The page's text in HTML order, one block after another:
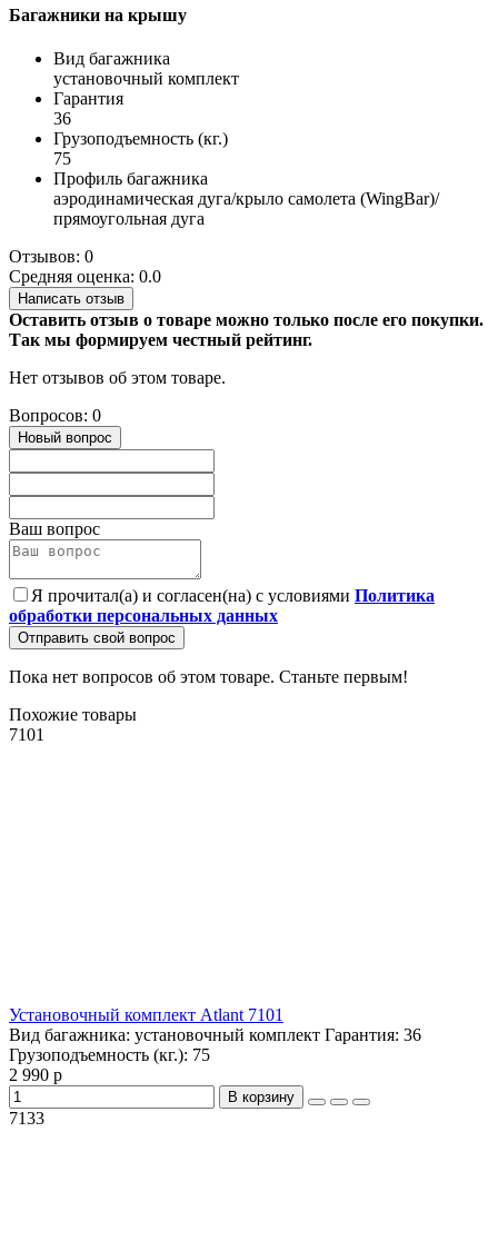
Багажники на крышу
Вид багажника
установочный комплект
Гарантия
36
Грузоподъемность (кг.)
75
Профиль багажника
аэродинамическая дуга/крыло самолета (WingBar)/
прямоугольная дуга
Отзывов: 0
Средняя оценка: 0.0
Написать отзыв
Оставить отзыв о товаре можно только после его покупки.
Так мы формируем честный рейтинг.
Нет отзывов об этом товаре.
Вопросов: 0
Новый вопрос
Ваш вопрос
Я прочитал(а) и согласен(на) с условиями Политика
обработки персональных данных
Отправить свой вопрос
Пока нет вопросов об этом товаре. Станьте первым!
Похожие товары
7101
Установочный комплект Atlant 7101
Вид багажника: установочный комплект Гарантия: 36
Грузоподъемность (кг.): 75
2 990 р
В корзину
7133